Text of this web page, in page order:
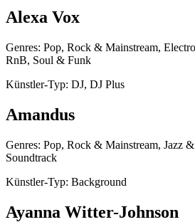
Alexa Vox
Genres: Pop, Rock & Mainstream,
RnB, Soul & Funk
Künstler-Typ: DJ, DJ Plus
Amandus
Genres: Pop, Rock & Mainstream, Jazz
Soundtrack
Künstler-Typ: Background
Ayanna Witter-Johnson